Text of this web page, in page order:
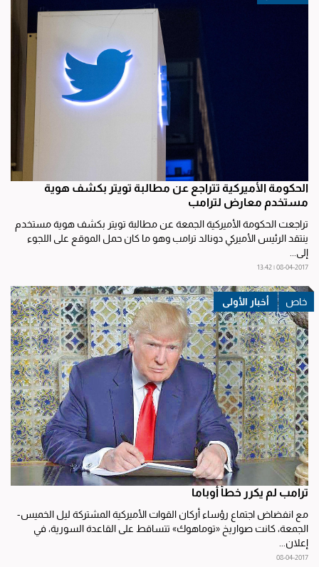
الحكومة الأميركية تتراجع عن مطالبة تويتر بكشف هوية
مستخدم معارض لترامب
تراجعت الحكومة الأميركية الجمعة عن مطالبة تويتر بكشف هوية مستخدم
ينتقد الرئيس الأميركي دونالد ترامب وهو ما كان حمل الموقع على اللجوء
إلى...
08-04-2017 | 13:42
أخبار الأولى
ترامب لم يكرر خطأ أوباما
مع انفضاض اجتماع رؤساء أركان القوات الأميركية المشتركة ليل الخميس-
الجمعة، كانت صواريخ «توماهوك» تتساقط على القاعدة السورية، في
إعلان...
08-04-2017